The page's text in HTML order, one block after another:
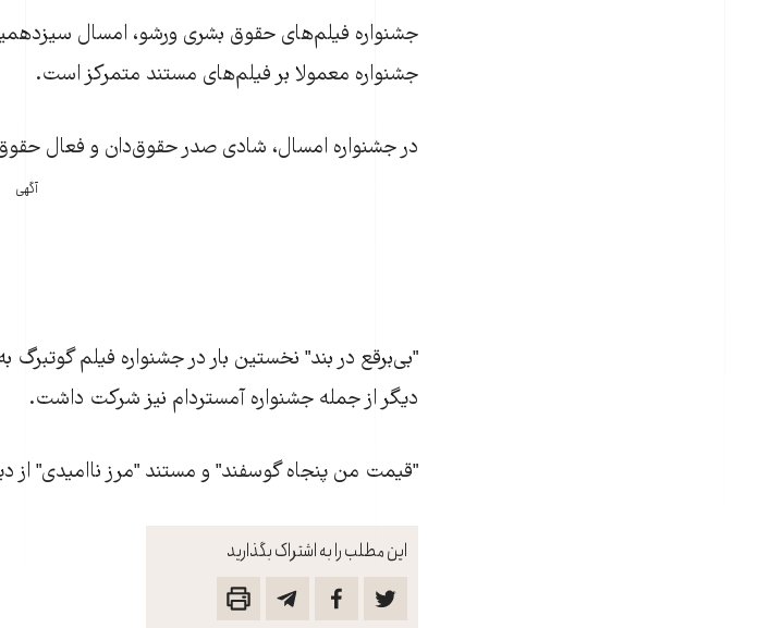
این مطلب را به اشتراک بگذارید
جشنواره فیلم‌های حقوق بشری ورشو، امسال
جشنواره معمولا بر فیلم‌های مستند‌ متمرکز است.
در جشنواره امسال، شادی صدر حقوق‌دان و فعال حقوق
آگهی
"بی‌برقع در بند" نخستین بار در جشنواره فیلم
دیگر از جمله جشنواره آمستردام نیز شرکت داشت.
"قیمت من پنجاه گوسفند" و مستند "مرز ناامیدی" از